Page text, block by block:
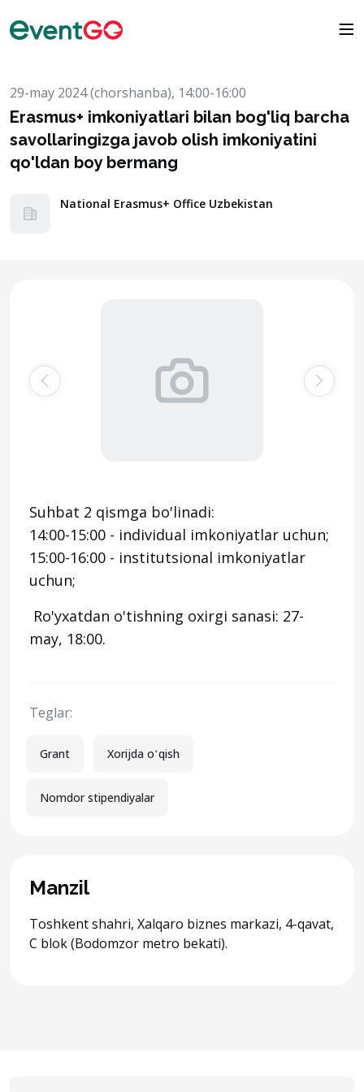
29-may 2024 (chorshanba), 14:00-16:00
Erasmus+ imkoniyatlari bilan bog'liq barcha
savollaringizga javob olish imkoniyatini
qo'ldan boy bermang
National Erasmus+ Office Uzbekistan
Suhbat 2 qismga bo'linadi:
14:00-15:00 - individual imkoniyatlar uchun;
15:00-16:00 - institutsional imkoniyatlar
uchun;
Ro'yxatdan o'tishning oxirgi sanasi: 27-
may, 18:00.
Teglar:
Grant Xorijda oʻqish
Nomdor stipendiyalar
Manzil
Toshkent shahri, Xalqaro biznes markazi, 4-qavat,
C blok (Bodomzor metro bekati).